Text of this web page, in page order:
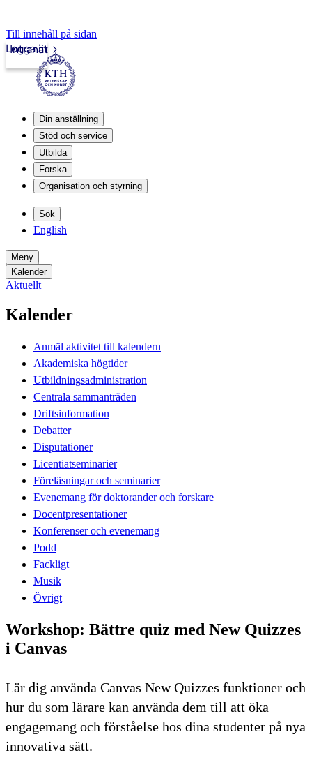
Till innehåll på sidan
Intranät
Logga in
Din anställning
Stöd och service
Utbilda
Forska
Organisation och styrning
Sök
English
Meny
Kalender
Aktuellt
Kalender
Anmäl aktivitet till kalendern
Akademiska högtider
Utbildningsadministration
Centrala sammanträden
Driftsinformation
Debatter
Disputationer
Licentiatseminarier
Föreläsningar och seminarier
Evenemang för doktorander och forskare
Docentpresentationer
Konferenser och evenemang
Podd
Fackligt
Musik
Övrigt
Workshop: Bättre quiz med New Quizzes
i Canvas
Lär dig använda Canvas New Quizzes funktioner och
hur du som lärare kan använda dem till att öka
engagemang och förståelse hos dina studenter på nya
innovativa sätt.